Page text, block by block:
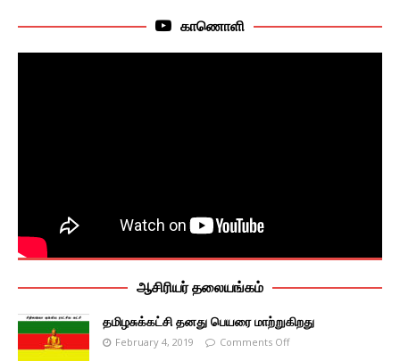
காணொளி
ஆசிரியர் தலையங்கம்
தமிழசுக்கட்சி தனது பெயரை மாற்றுகிறது
February 4, 2019 Comments Off